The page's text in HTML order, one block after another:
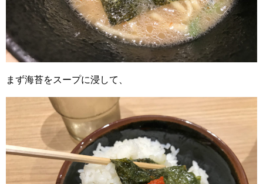
まず海苔をスープに浸して、